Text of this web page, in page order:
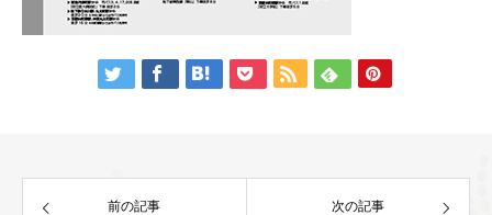
前の記事 次の記事